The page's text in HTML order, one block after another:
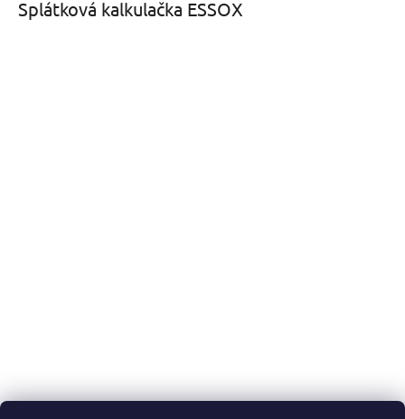
Splátková kalkulačka ESSOX